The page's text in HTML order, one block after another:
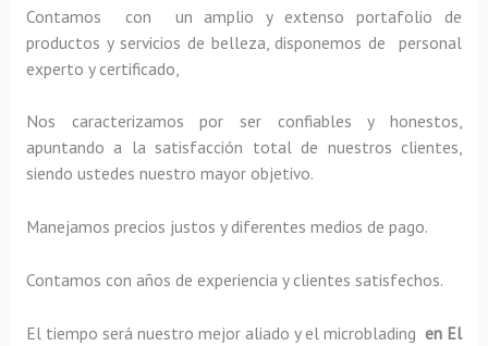
Contamos con un amplio y extenso portafolio de
productos y servicios de belleza, disponemos de personal
experto y certificado,
Nos caracterizamos por ser confiables y honestos,
apuntando a la satisfacción total de nuestros clientes,
siendo ustedes nuestro mayor objetivo.
Manejamos precios justos y diferentes medios de pago.
Contamos con años de experiencia y clientes satisfechos.
El tiempo será nuestro mejor aliado y elmicroblading en El